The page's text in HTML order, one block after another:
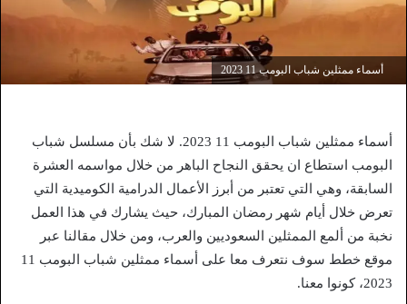
أسماء ممثلين شباب البومب 11 2023
أسماء ممثلين شباب البومب 11 2023. لا شك بأن مسلسل شباب
البومب استطاع ان يحقق النجاح الباهر من خلال مواسمه العشرة
السابقة، وهي التي تعتبر من أبرز الأعمال الدرامية الكوميدية التي
تعرض خلال أيام شهر رمضان المبارك، حيث يشارك في هذا العمل
نخبة من ألمع الممثلين السعوديين والعرب، ومن خلال مقالنا عبر
موقع خطط سوف نتعرف معا على أسماء ممثلين شباب البومب 11
2023، كونوا معنا.